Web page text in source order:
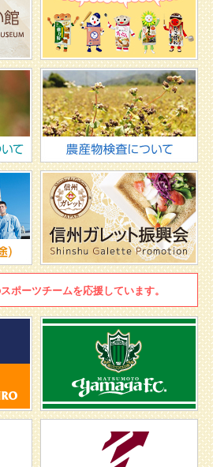
ポーツチームを応援しています。